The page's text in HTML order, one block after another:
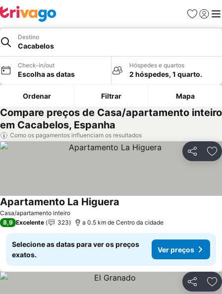
Favoritos
Iniciar
Destino
Cacabelos
Check-in/out
Escolha as datas
Hóspedes e quartos
2 hóspedes, 1 quarto.
Ordenar Filtrar Mapa
Compare preços de Casa/apartamento inteiro
em Cacabelos, Espanha
Como os pagamentos influenciam os resultados
Partilhar
Casa/apartamento inteiro
Apartamento La Higuera
8,9 Excelente 323 a 0.5 km de Centro da cidade
Selecione as datas para ver os preços
exatos.
Ver preços
Partilhar